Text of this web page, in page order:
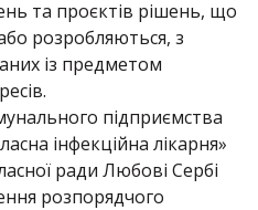
та проєктів рішень, що
розробляються, з
із предметом
підприємства
інфекційна лікарня»
ради Любові Сербі
розпорядчого